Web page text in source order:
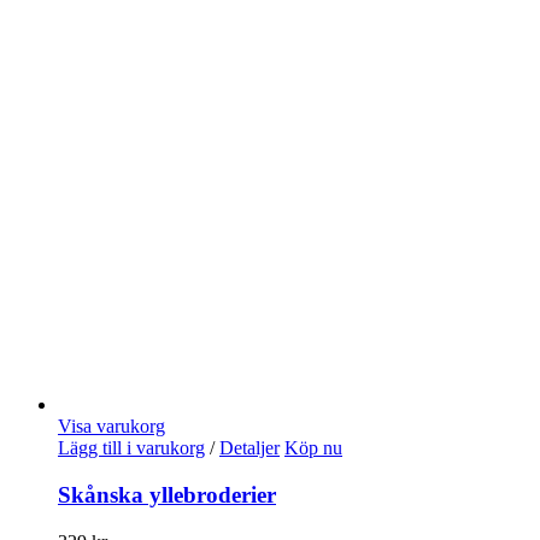
Visa varukorg
Lägg till i varukorg / Detaljer Köp nu
Skånska yllebroderier